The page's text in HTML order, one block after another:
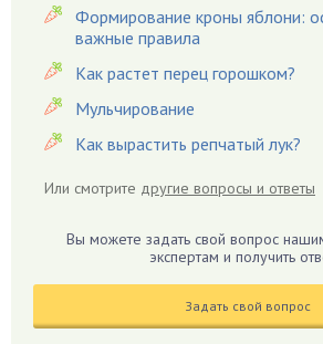
Гацания
Гвоздики
Георгины
Герань
Гиацинт
Гиппеаструм
Годжи
Голубика
Формирование кроны яблони:
важные правила
Как растет перец горошком?
Мульчирование
Как вырастить репчатый лук?
Или смотрите другие вопросы и ответы
Вы можете задать свой вопрос
экспертам и получить
Задать свой вопрос